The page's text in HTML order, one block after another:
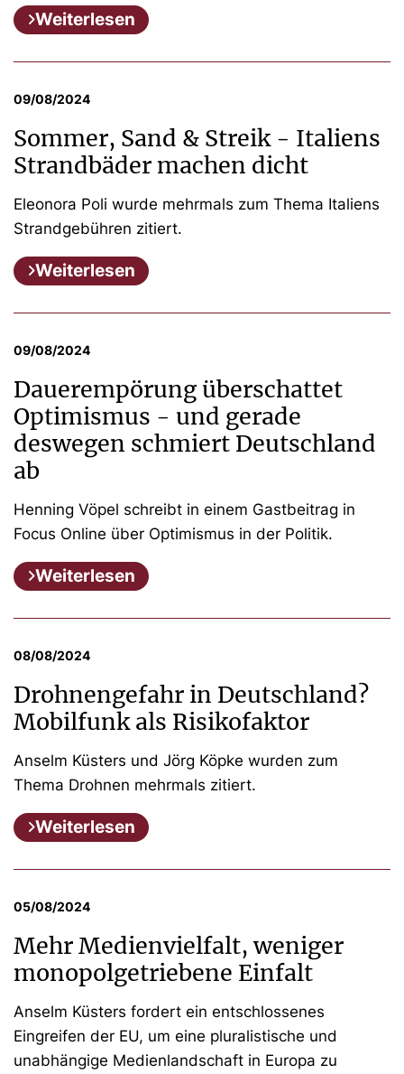
Weiterlesen
09/08/2024
Sommer, Sand & Streik - Italiens
Strandbäder machen dicht
Eleonora Poli wurde mehrmals zum Thema Italiens
Strandgebühren zitiert.
Weiterlesen
09/08/2024
Dauerempörung überschattet
Optimismus - und gerade
deswegen schmiert Deutschland
ab
Henning Vöpel schreibt in einem Gastbeitrag in
Focus Online über Optimismus in der Politik.
Weiterlesen
08/08/2024
Drohnengefahr in Deutschland?
Mobilfunk als Risikofaktor
Anselm Küsters und Jörg Köpke wurden zum
Thema Drohnen mehrmals zitiert.
Weiterlesen
05/08/2024
Mehr Medienvielfalt, weniger
monopolgetriebene Einfalt
Anselm Küsters fordert ein entschlossenes
Eingreifen der EU, um eine pluralistische und
unabhängige Medienlandschaft in Europa zu